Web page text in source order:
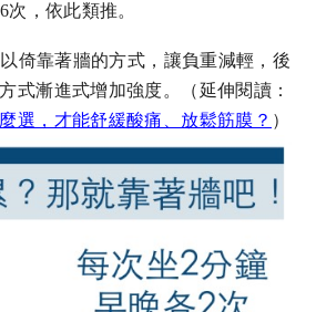
，依此類推。
倚靠著牆的方式，讓負重減輕，後
式漸進式增加強度。
（延伸閱讀：
選，才能舒緩酸痛、放鬆筋膜？ ）